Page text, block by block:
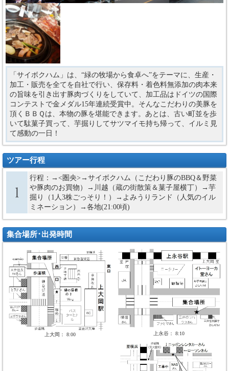
「サイボクハム」は、“緑の牧場から食卓へ”をテーマに、生産・
加工・販売を全てを自社で行い、保存料・着色料無添加の肉本来
の旨味を引き出す豚肉づくりをしていて、加工品はドイツの国際
コンテストで金メダル15年連続受賞中。そんなこだわりの美豚を
頂くＢＢＱは、本物の豚を堪能できます。あとは、古い町並を歩
いて駄菓子買って、芋掘りしてサツマイモ持ち帰って、イルミ見
て感動の一日！
ツアー行程
行程：→<圏央>→サイボクハム（こだわり豚のBBQ＆野菜
や豚肉のお買物）→川越（蔵の街散策＆菓子屋横丁）→芋
掘り（1人3株ごっそり！）→よみうりランド（人気のイル
ミネーション）→各地(21:00頃)
集合場所･出発時間
上大岡： 8:00 上永谷： 8:10